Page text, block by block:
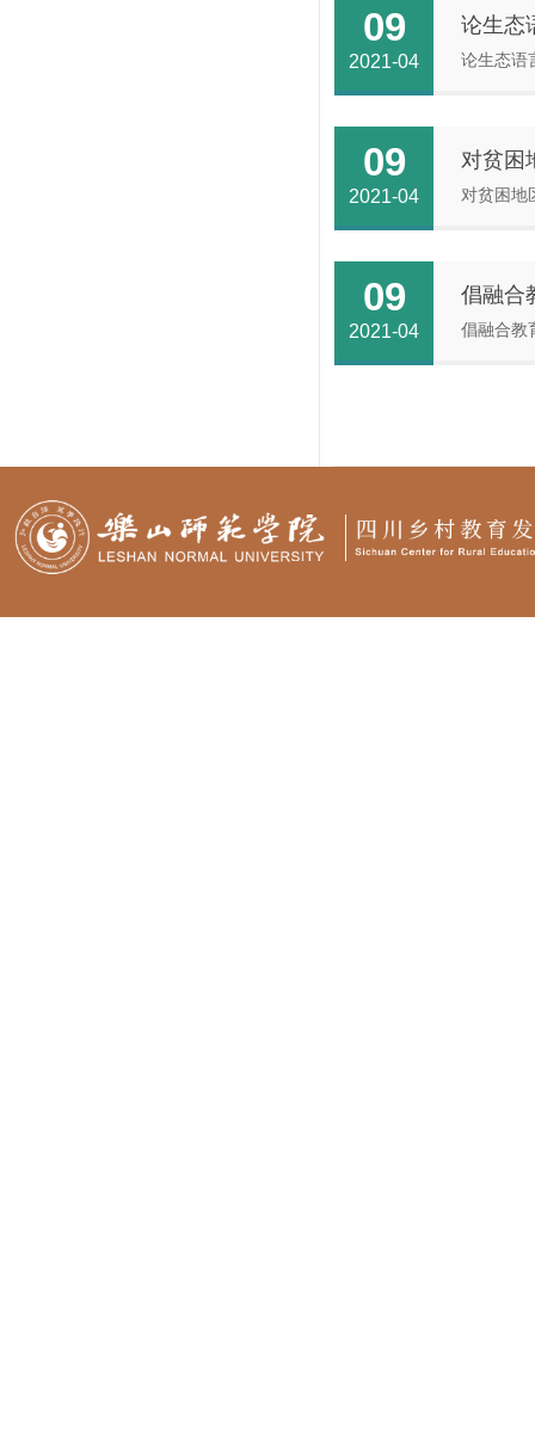
09
2021-04
论生态
论生态语
09
2021-04
对贫困
对贫困地
09
2021-04
倡融合
倡融合教